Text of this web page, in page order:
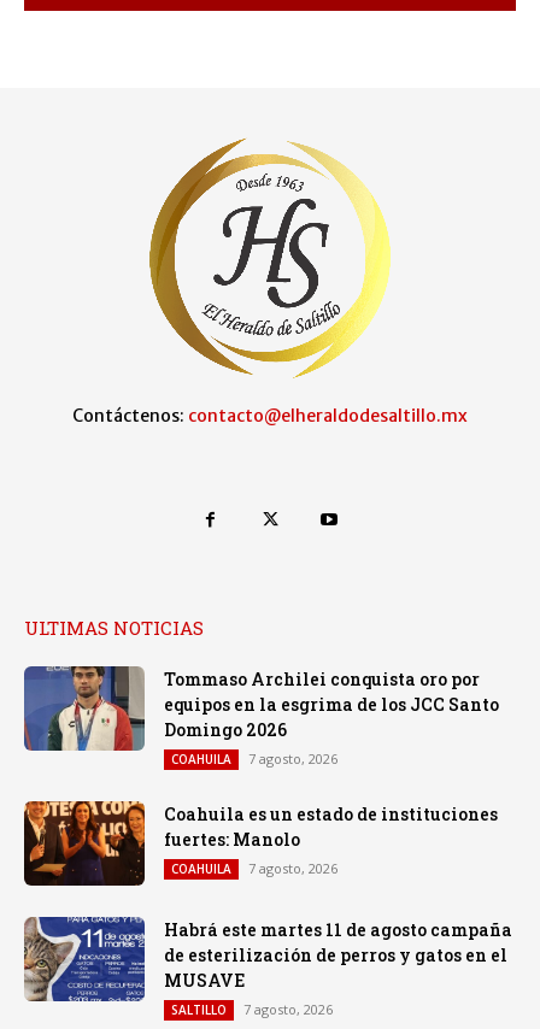
Contáctenos: contacto@elheraldodesaltillo.mx
ULTIMAS NOTICIAS
Tommaso Archilei conquista oro por
equipos en la esgrima de los JCC Santo
Domingo 2026
COAHUILA 7 agosto, 2026
Coahuila es un estado de instituciones
fuertes: Manolo
COAHUILA 7 agosto, 2026
Habrá este martes 11 de agosto campaña
de esterilización de perros y gatos en el
MUSAVE
SALTILLO 7 agosto, 2026